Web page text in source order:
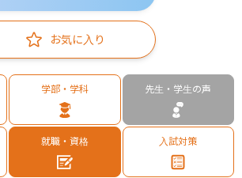
お気に入り
学部・学科 先生・学生の声
就職・資格 入試対策